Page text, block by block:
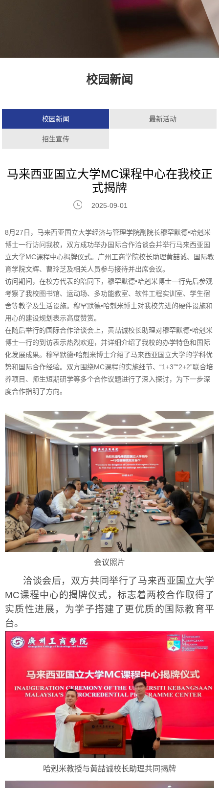
校园新闻
校园新闻 最新活动
招生宣传
马来西亚国立大学MC课程中心在我校正
式揭牌
2025-09-01
8月27日，马来西亚国立大学经济与管理学院副院长穆罕默德•哈剋米
博士一行访问我校，双方成功举办国际合作洽谈会并举行马来西亚国
立大学MC课程中心揭牌仪式。广州工商学院校长助理黄喆诚、国际教
育学院文辉、曹玲芝及相关人员参与接待并出席会议。
访问期间，在校方代表的陪同下，穆罕默德•哈剋米博士一行先后参观
考察了我校图书馆、运动场、多功能教室、软件工程实训室、学生宿
舍等教学及生活设施。穆罕默德•哈剋米博士对我校先进的硬件设施和
用心的建设规划表示高度赞赏。
在随后举行的国际合作洽谈会上，黄喆诚校长助理对穆罕默德•哈剋米
博士一行的到访表示热烈欢迎，并详细介绍了我校的办学特色和国际
化发展成果。穆罕默德•哈剋米博士介绍了马来西亚国立大学的学科优
势和国际合作经验。双方围绕MC课程的实施细节、“1+3”“2+2”联合培
养项目、师生短期研学等多个合作议题进行了深入探讨，为下一步深
度合作指明了方向。
会议照片
洽谈会后，双方共同举行了马来西亚国立大学
MC课程中心的揭牌仪式，标志着两校合作取得了
实质性进展，为学子搭建了更优质的国际教育平
台。
哈剋米教授与黄喆诚校长助理共同揭牌